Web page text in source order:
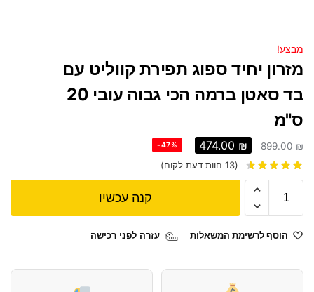
מבצע!
מזרון יחיד ספוג תפירת קווליט עם
בד סאטן ברמה הכי גבוה עובי 20
ס"מ
899.00₪
474.00 ₪
-47%
(
13 חוות דעת לקוח)
קנה עכשיו
הוסף לרשימת המשאלות עזרה לפני רכישה